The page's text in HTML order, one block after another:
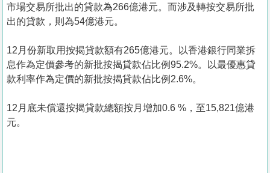
關
我
們
市場交易所批出的貸款為266億港元。而涉及轉按交易所批
出的貸款，則為54億港元。
12月份新取用按揭貸款額有265億港元。以香港銀行同業拆
息作為定價參考的新批按揭貸款佔比例95.2%。以最優惠貸
款利率作為定價的新批按揭貸款佔比例2.6%。
12月底未償還按揭貸款總額按月增加0.6 %，至15,821億港
元。